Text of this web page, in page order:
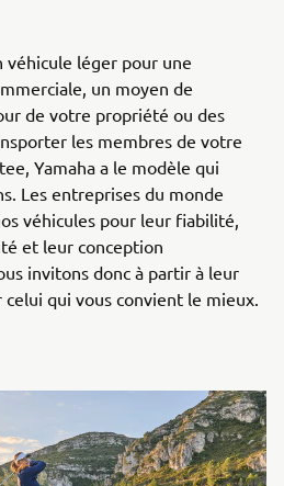
véhicule léger pour une
un moyen de
de votre propriété ou des
les membres de votre
Yamaha a le modèle qui
Les entreprises du monde
véhicules pour leur fiabilité,
et leur conception
invitons donc à partir à leur
qui vous convient le mieux.